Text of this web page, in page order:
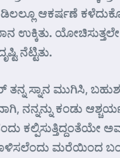
ಆಕರ್ಷಣೆ
ಉಕ್ಕಿತು.
ನೆಟ್ಟಿತು.
ಸ್ನಾನ ಮುಗಿಸಿ,
ನನ್ನನ್ನು ಕಂಡು
ಕಲ್ಪಿಸುತ್ತಿದ್ದಂತೆಯೇ
ಮರೆಯಿಂದ